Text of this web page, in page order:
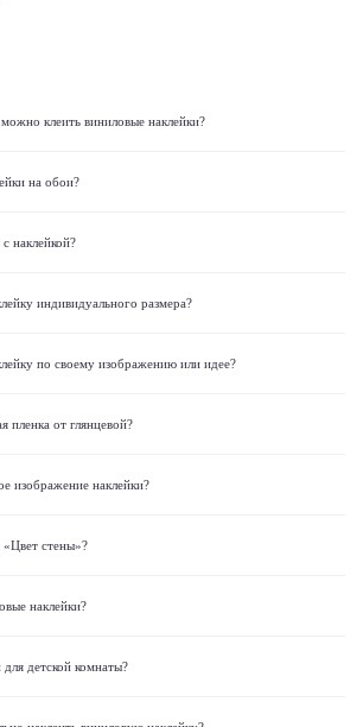
клеить виниловые наклейки?
на обои?
наклейкой?
индивидуального размера?
по своему изображению или идее?
пленка от глянцевой?
изображение наклейки?
стены»?
наклейки?
детской комнаты?